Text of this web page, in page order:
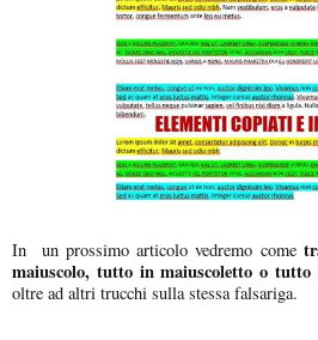
In un prossimo articolo vedremo come
maiuscolo, tutto in maiuscoletto o tutto
oltre ad altri trucchi sulla stessa falsariga.